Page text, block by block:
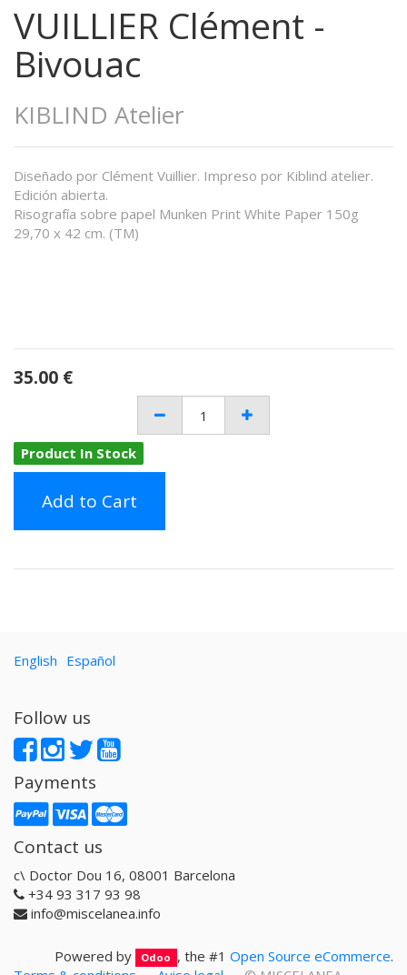
VUILLIER Clément -
Bivouac
KIBLIND Atelier
Diseñado por Clément Vuillier. Impreso por Kiblind atelier.
Edición abierta.
Risografía sobre papel Munken Print White Paper 150g
29,70 x 42 cm. (TM)
35.00 €
Product In Stock
Add to Cart
English Español
Follow us
Payments
Contact us
c\ Doctor Dou 16, 08001 Barcelona
+34 93 317 93 98
info@miscelanea.info
Powered by Odoo , the #1 Open Source eCommerce.